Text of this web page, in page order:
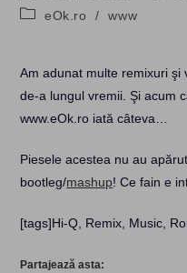
author:
PosteOk.ro / www
Am adunat multe remixuri şi
de-a lungul vremii. Şi acum
www.eOk.ro iată câteva…
Piesele acestea nu au
bootleg/mashup! Ce fain e
[tags]Hi-Q, Remix, Music,
Partajează asta: